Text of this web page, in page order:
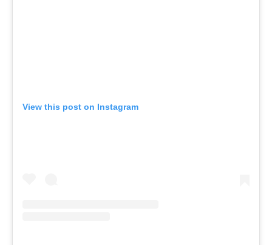
View this post on Instagram